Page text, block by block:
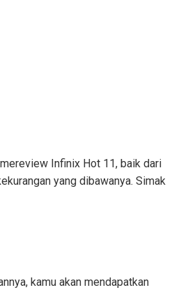
Infinix Hot 11, baik dari
yang dibawanya. Simak
kamu akan mendapatkan